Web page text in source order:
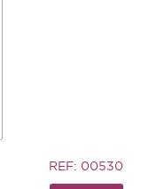
REF: 00530